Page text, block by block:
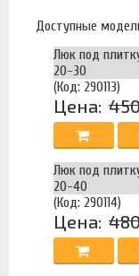
Доступные
Люк под
20-30
(Код: 290113)
Цена:
Люк под
20-40
(Код: 290114)
Цена: